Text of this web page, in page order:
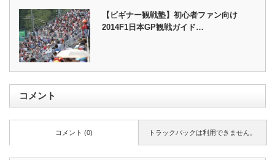
【ビギナー観戦塾】初心者ファン向け
2014F1日本GP観戦ガイド…
コメント
トラックバックは利用できません。
コメント (0)